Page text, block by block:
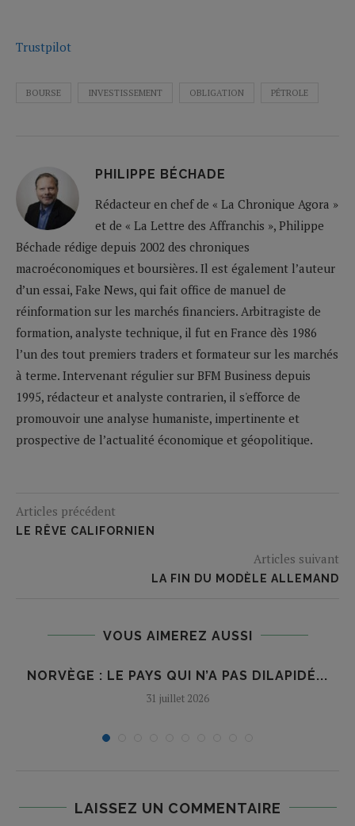
Trustpilot
BOURSE INVESTISSEMENT OBLIGATION PÉTROLE
PHILIPPE BÉCHADE
Rédacteur en chef de « La Chronique Agora »
et de « La Lettre des Affranchis », Philippe
Béchade rédige depuis 2002 des chroniques
macroéconomiques et boursières. Il est également l’auteur
d’un essai, Fake News, qui fait office de manuel de
réinformation sur les marchés financiers. Arbitragiste de
formation, analyste technique, il fut en France dès 1986
l’un des tout premiers traders et formateur sur les marchés
à terme. Intervenant régulier sur BFM Business depuis
1995, rédacteur et analyste contrarien, il s'efforce de
promouvoir une analyse humaniste, impertinente et
prospective de l’actualité économique et géopolitique.
Articles précédent
LE RÊVE CALIFORNIEN
Articles suivant
LA FIN DU MODÈLE ALLEMAND
VOUS AIMEREZ AUSSI
NORVÈGE : LE PAYS QUI N’A PAS DILAPIDÉ...
31 juillet 2026
LAISSEZ UN COMMENTAIRE